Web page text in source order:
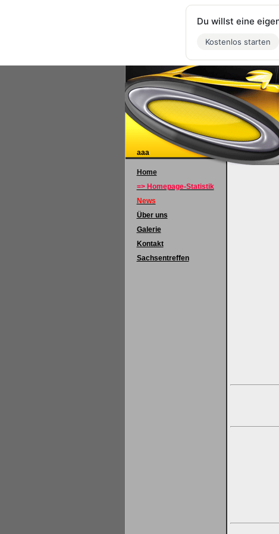
aaa
Home
=> Homepage-Statistik
News
Über uns
Galerie
Kontakt
Sachsentreffen
Du willst eine
Kostenlos starten